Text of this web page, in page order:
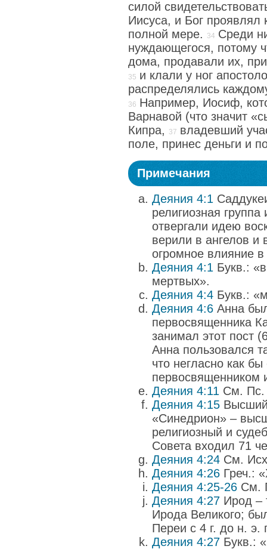
силой
Иисуса, и Бог проявлял
полной мере.
Среди
нуждающегося, потому
дома, продавали их,
и клали у ног
распределялись
Например, Иосиф,
Варнавой (что значит
Кипра,
владевший
поле, принес деньги и
Примечания
Деяния 4:1
религиозная
отвергали идею
верили в ангелов и
огромное влияние
Деяния 4:1 Букв.:
мертвых».
Деяния 4:4 Букв.:
Деяния 4:6 Анна
первосвященника
занимал этот пост
Анна пользовался
что негласно как бы
первосвященником
Деяния 4:11 См. Пс.
Деяния 4:15
«Синедрион» –
религиозный и
Совета входил 71
Деяния 4:24 См.
Деяния 4:26 Греч.:
Деяния 4:25-26 См.
Деяния 4:27 Ирод –
Ирода Великого;
Переи с 4 г. до н. э.
Деяния 4:27 Букв.: